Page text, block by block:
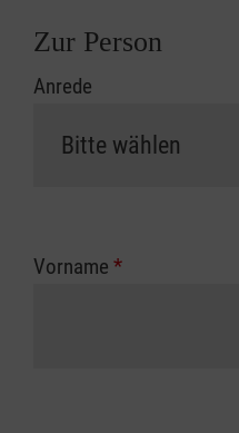
Zur Person
Anrede
Vorname *